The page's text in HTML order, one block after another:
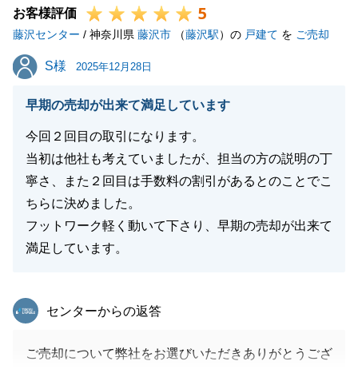
お客様評価 5
藤沢センター / 神奈川県 藤沢市 （藤沢駅）の 戸建て を ご売却
S様
S様 2025年12月28日
早期の売却が出来て満足しています
今回２回目の取引になります。
当初は他社も考えていましたが、担当の方の説明の丁
寧さ、また２回目は手数料の割引があるとのことでこ
ちらに決めました。
フットワーク軽く動いて下さり、早期の売却が出来て
満足しています。
東急リバブル
センターからの返答
ご売却について弊社をお選びいただきありがとうござ